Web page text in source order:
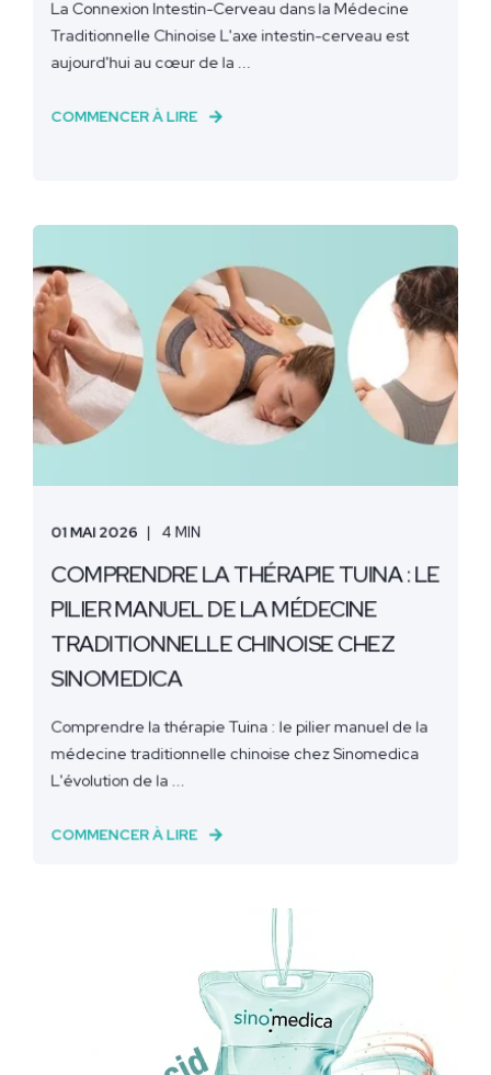
La Connexion Intestin-Cerveau dans la Médecine
Traditionnelle Chinoise L'axe intestin-cerveau est
aujourd'hui au cœur de la ...
COMMENCER À LIRE
01 MAI 2026 4 MIN
COMPRENDRE LA THÉRAPIE TUINA : LE
PILIER MANUEL DE LA MÉDECINE
TRADITIONNELLE CHINOISE CHEZ
SINOMEDICA
Comprendre la thérapie Tuina : le pilier manuel de la
médecine traditionnelle chinoise chez Sinomedica
L'évolution de la ...
COMMENCER À LIRE